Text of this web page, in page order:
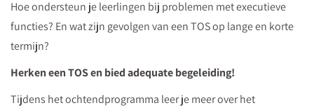
Hoe ondersteun je leerlingen bij problemen met executieve
functies? En wat zijn gevolgen van een TOS op lange en korte
termijn?
Herken een TOS en bied adequate begeleiding!
Tijdens het ochtendprogramma leer je meer over het